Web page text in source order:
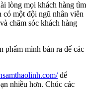
lòng mọi khách hàng tìm
một đội ngũ nhân viên
chăm sóc khách hàng
phẩm mình bán ra để các
để
nhiều hơn. Chúc các